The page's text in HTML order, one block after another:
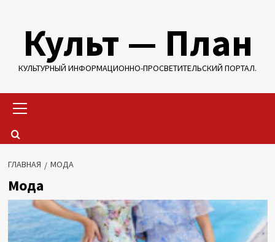
содержимому
Культ — План
КУЛЬТУРНЫЙ ИНФОРМАЦИОННО-ПРОСВЕТИТЕЛЬСКИЙ ПОРТАЛ.
меню
ГЛАВНАЯ МОДА
Мода